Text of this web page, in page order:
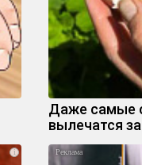
Даже самые
вылечатся
i